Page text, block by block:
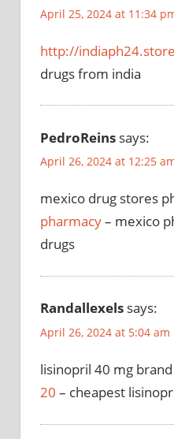
April 25, 2024 at 11:34
http://
drugs from india
PedroReins says:
April 26, 2024 at 12:25
mexico drug stores
pharmacy– mexico
drugs
Randallexels says:
April 26, 2024 at 5:04 am
lisinopril 40 mg
20 – cheapest